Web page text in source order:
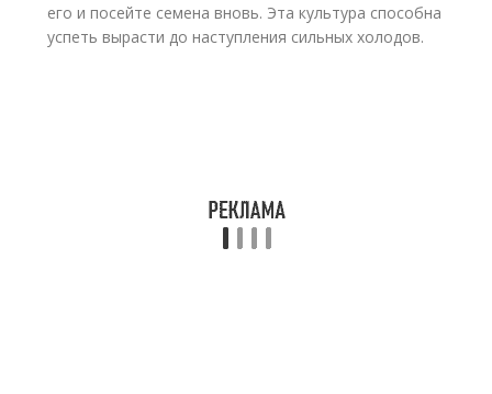
его и посейте семена вновь. Эта культура способна
успеть вырасти до наступления сильных холодов.